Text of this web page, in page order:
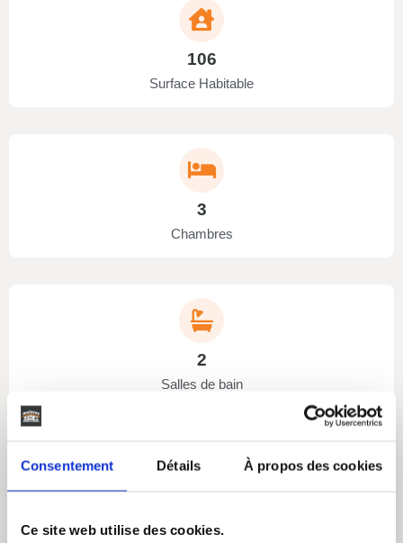
Consentement Détails À propos des cookies
Ce site web utilise des cookies.
106
Surface Habitable
3
Chambres
2
Salles de bain
Etage